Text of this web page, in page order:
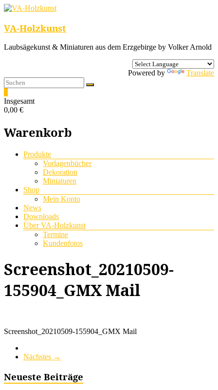
VA-Holzkunst
Laubsägekunst & Miniaturen aus dem Erzgebirge by Volker Arnold
Powered by Translate
Insgesamt
0,00 €
Warenkorb
Menü
Produkte
Vorlagenbücher
Dekoration
Miniaturen
Shop
Mein Konto
News
Downloads
Über VA-Holzkunst
Termine
Kundenfotos
Screenshot_20210509-
155904_GMX Mail
Screenshot_20210509-155904_GMX Mail
Nächstes →
Neueste Beiträge